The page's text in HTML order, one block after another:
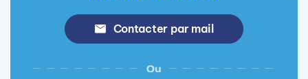
Contacter par mail
Ou